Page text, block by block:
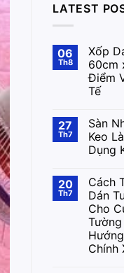
LATEST
06
Th8
Xốp
60cm
Điểm
Tế
27
Th7
Sàn
Keo
Dụng
20
Th7
Cách
Dán
Cho
Tường
Chính